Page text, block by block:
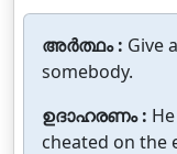
അർത്ഥം : Give
somebody.
ഉദാഹരണം :
cheated on the